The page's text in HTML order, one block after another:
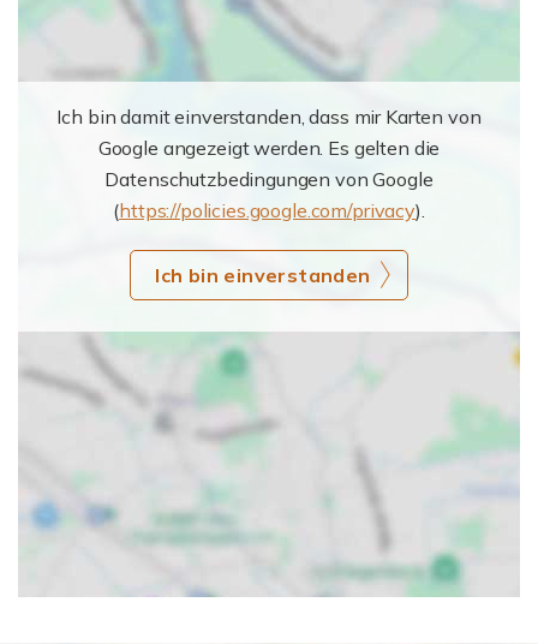
Ich bin damit einverstanden, dass mir Karten von
Google angezeigt werden. Es gelten die
Datenschutzbedingungen von Google
(https://policies.google.com/privacy).
Ich bin einverstanden